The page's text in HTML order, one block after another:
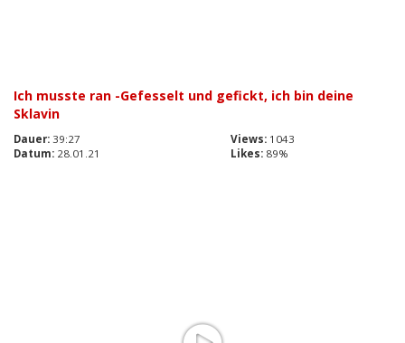
Ich musste ran -Gefesselt und gefickt, ich bin deine
Sklavin
Dauer: 39:27 Views: 1043
Datum: 28.01.21 Likes: 89%